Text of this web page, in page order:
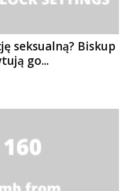
seksualną? Biskup
go...